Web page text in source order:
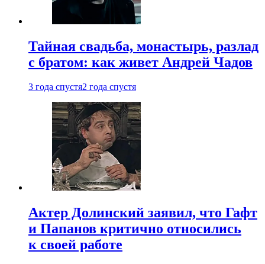
Тайная свадьба, монастырь, разлад
с братом: как живет Андрей Чадов
3 года спустя2 года спустя
Актер Долинский заявил, что Гафт
и Папанов критично относились
к своей работе